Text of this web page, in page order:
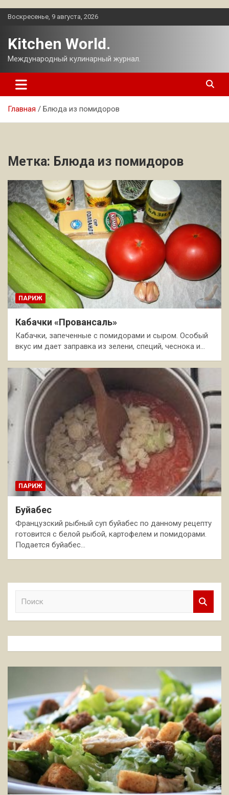
Перейти
Воскресенье, 9 августа, 2026
Kitchen World.
Международный кулинарный журнал.
Главная Блюда из помидоров
Метка: Блюда из помидоров
ПАРИЖ
Кабачки «Провансаль»
Кабачки, запеченные с помидорами и сыром. Особый
вкус им дает заправка из зелени, специй, чеснока и…
ПАРИЖ
Буйабес
Французский рыбный суп буйабес по данному рецепту
готовится с белой рыбой, картофелем и помидорами.
Подается буйабес…
к